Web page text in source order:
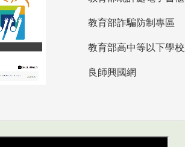
教育部詐騙防制專區
良師興國網